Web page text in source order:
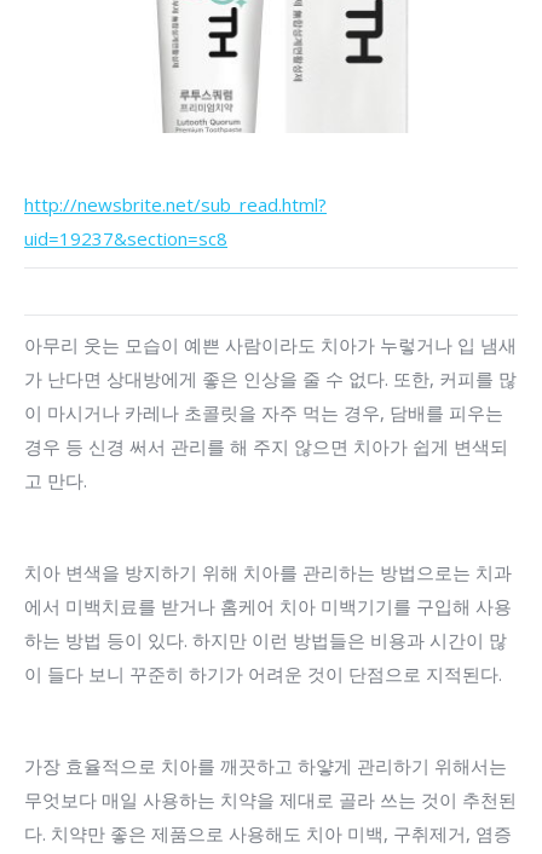
http://newsbrite.net/sub_read.html?
uid=19237&section=sc8
아무리 웃는 모습이 예쁜 사람이라도 치아가 누렇거나 입 냄새
가 난다면 상대방에게 좋은 인상을 줄 수 없다. 또한, 커피를 많
이 마시거나 카레나 초콜릿을 자주 먹는 경우, 담배를 피우는
경우 등 신경 써서 관리를 해 주지 않으면 치아가 쉽게 변색되
고 만다.
치아 변색을 방지하기 위해 치아를 관리하는 방법으로는 치과
에서 미백치료를 받거나 홈케어 치아 미백기기를 구입해 사용
하는 방법 등이 있다. 하지만 이런 방법들은 비용과 시간이 많
이 들다 보니 꾸준히 하기가 어려운 것이 단점으로 지적된다.
가장 효율적으로 치아를 깨끗하고 하얗게 관리하기 위해서는
무엇보다 매일 사용하는 치약을 제대로 골라 쓰는 것이 추천된
다. 치약만 좋은 제품으로 사용해도 치아 미백, 구취제거, 염증